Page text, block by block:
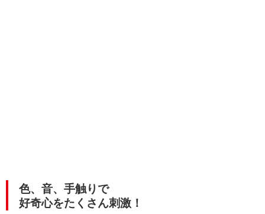
色、音、手触りで
好奇心をたくさん刺激！